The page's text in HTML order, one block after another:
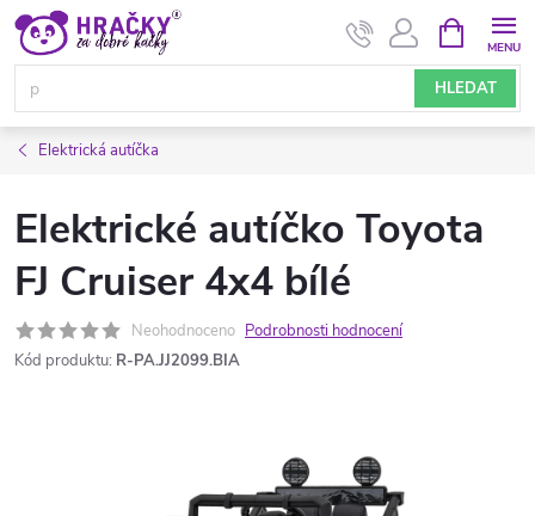
Přejít
obsah
HLEDAT
NÁKUPNÍ
KOŠÍK
Elektrická autíčka
Elektrické autíčko Toyota
FJ Cruiser 4x4 bílé
Neohodnoceno Podrobnosti hodnocení
Kód produktu: R-PA.JJ2099.BIA